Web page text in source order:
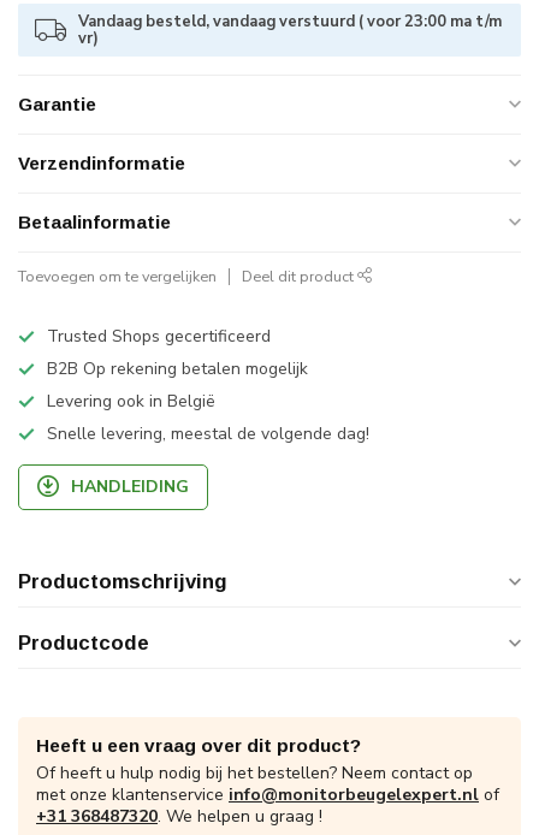
Vandaag besteld, vandaag verstuurd ( voor 23:00 ma t/m
vr)
Garantie
Verzendinformatie
Betaalinformatie
Toevoegen om te vergelijken Deel dit product
Trusted Shops gecertificeerd
B2B Op rekening betalen mogelijk
Levering ook in België
Snelle levering, meestal de volgende dag!
HANDLEIDING
Productomschrijving
Productcode
Heeft u een vraag over dit product?
Of heeft u hulp nodig bij het bestellen? Neem contact op
met onze klantenservice info@monitorbeugelexpert.nl of
+31 368487320. We helpen u graag !